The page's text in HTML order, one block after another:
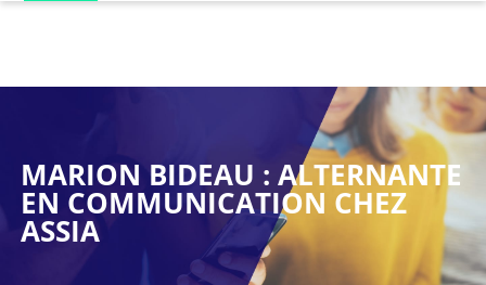
MARION BIDEAU : ALTERNANTE
EN COMMUNICATION CHEZ
ASSIA